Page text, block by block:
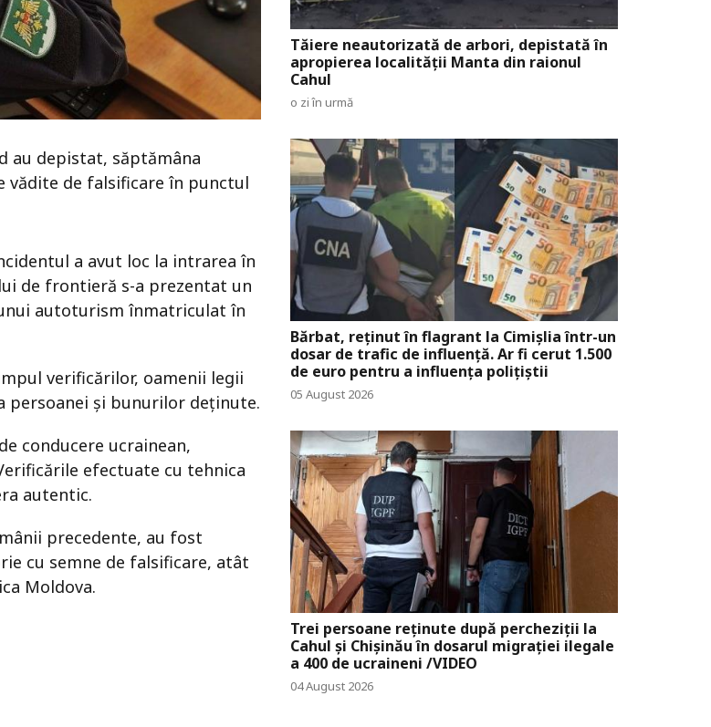
au depistat, săptămâna
vădite de falsificare în punctul
a avut loc la intrarea în
de frontieră s-a prezentat un
autoturism înmatriculat în
verificărilor, oamenii legii
persoanei și bunurilor deținute.
conducere ucrainean,
efectuate cu tehnica
autentic.
precedente, au fost
cu semne de falsificare, atât
Moldova.
Tăiere neautorizată de arbori, depistată în
apropierea localității Manta din raionul
Cahul
o zi în urmă
Bărbat, reținut în flagrant la Cimișlia într-un
dosar de trafic de influență. Ar fi cerut 1.500
de euro pentru a influența polițiștii
05 August 2026
Trei persoane reținute după percheziții la
Cahul și Chișinău în dosarul migrației ilegale
a 400 de ucraineni /VIDEO
04 August 2026